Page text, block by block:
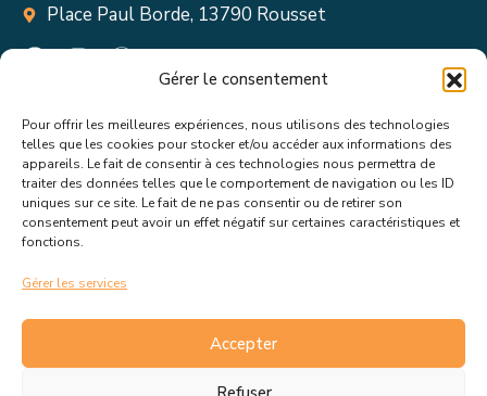
Gérer le consentement
Pour offrir les meilleures expériences, nous utilisons des technologies
telles que les cookies pour stocker et/ou accéder aux informations des
appareils. Le fait de consentir à ces technologies nous permettra de
traiter des données telles que le comportement de navigation ou les ID
uniques sur ce site. Le fait de ne pas consentir ou de retirer son
consentement peut avoir un effet négatif sur certaines caractéristiques et
fonctions.
Gérer les services
Accepter
Place Paul Borde, 13790 Rousset
Suivez toutes les informations &
actualités de votre ville !
mairie de Rousset. En savoir plus sur la gestion de mes